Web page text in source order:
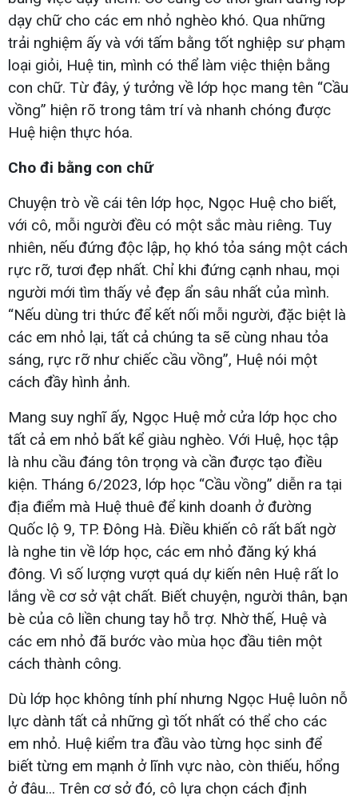
dạy chữ cho các em nhỏ nghèo khó. Qua những
trải nghiệm ấy và với tấm bằng tốt nghiệp sư phạm
loại giỏi, Huệ tin, mình có thể làm việc thiện bằng
con chữ. Từ đây, ý tưởng về lớp học mang tên “Cầu
vồng” hiện rõ trong tâm trí và nhanh chóng được
Huệ hiện thực hóa.
Cho đi bằng con chữ
Chuyện trò về cái tên lớp học, Ngọc Huệ cho biết,
với cô, mỗi người đều có một sắc màu riêng. Tuy
nhiên, nếu đứng độc lập, họ khó tỏa sáng một cách
rực rỡ, tươi đẹp nhất. Chỉ khi đứng cạnh nhau, mọi
người mới tìm thấy vẻ đẹp ẩn sâu nhất của mình.
“Nếu dùng tri thức để kết nối mỗi người, đặc biệt là
các em nhỏ lại, tất cả chúng ta sẽ cùng nhau tỏa
sáng, rực rỡ như chiếc cầu vồng”, Huệ nói một
cách đầy hình ảnh.
Mang suy nghĩ ấy, Ngọc Huệ mở cửa lớp học cho
tất cả em nhỏ bất kể giàu nghèo. Với Huệ, học tập
là nhu cầu đáng tôn trọng và cần được tạo điều
kiện. Tháng 6/2023, lớp học “Cầu vồng” diễn ra tại
địa điểm mà Huệ thuê để kinh doanh ở đường
Quốc lộ 9, TP. Đông Hà. Điều khiến cô rất bất ngờ
là nghe tin về lớp học, các em nhỏ đăng ký khá
đông. Vì số lượng vượt quá dự kiến nên Huệ rất lo
lắng về cơ sở vật chất. Biết chuyện, người thân, bạn
bè của cô liền chung tay hỗ trợ. Nhờ thế, Huệ và
các em nhỏ đã bước vào mùa học đầu tiên một
cách thành công.
Dù lớp học không tính phí nhưng Ngọc Huệ luôn nỗ
lực dành tất cả những gì tốt nhất có thể cho các
em nhỏ. Huệ kiểm tra đầu vào từng học sinh để
biết từng em mạnh ở lĩnh vực nào, còn thiếu, hổng
ở đâu... Trên cơ sở đó, cô lựa chọn cách định